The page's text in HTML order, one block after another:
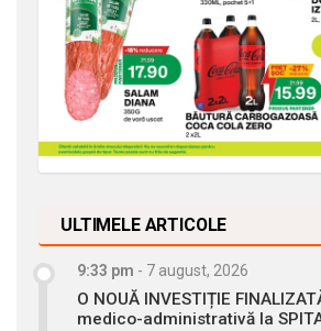
ULTIMELE ARTICOLE
9:33 pm - 7 august, 2026
O NOUĂ INVESTIȚIE
medico-administrativă la